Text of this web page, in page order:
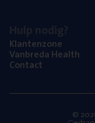
Klan­ten­zo­ne
Van­b­re­da Health
Con­tact
©